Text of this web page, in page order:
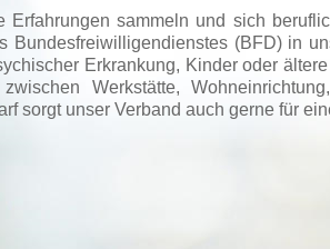
sammeln und sich
(BFD) in
Erkrankung, Kinder oder
Werkstätte,
sorgt unser Verband auch gerne für